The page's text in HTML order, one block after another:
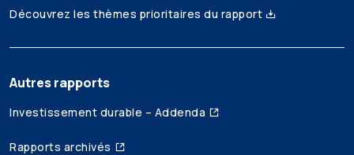
Découvrez les thèmes prioritaires du rapport
Autres rapports
Investissement durable – Addenda
Rapports archivés